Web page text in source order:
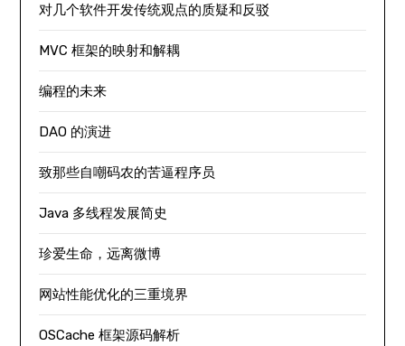
对几个软件开发传统观点的质疑和反驳
MVC 框架的映射和解耦
编程的未来
DAO 的演进
致那些自嘲码农的苦逼程序员
Java 多线程发展简史
珍爱生命，远离微博
网站性能优化的三重境界
OSCache 框架源码解析